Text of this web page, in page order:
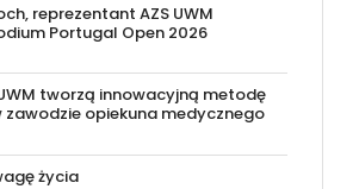
reprezentant AZS UWM
Portugal Open 2026
tworzą innowacyjną metodę
zawodzie opiekuna medycznego
życia